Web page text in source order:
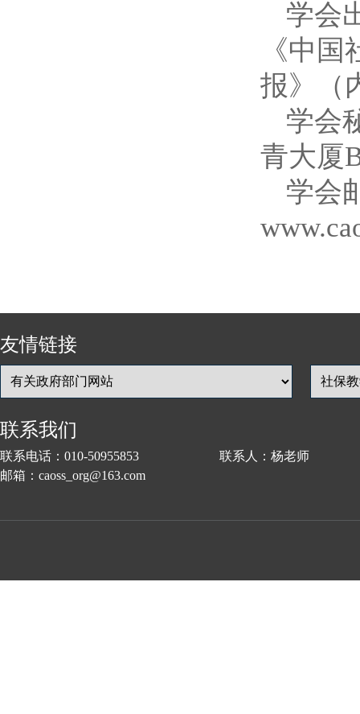
学会
《中
报》（
学会
青大厦
学会
友情链接
联系我们
联系电话：010-50955853 联系人：杨老师
邮箱：caoss_org@163.com